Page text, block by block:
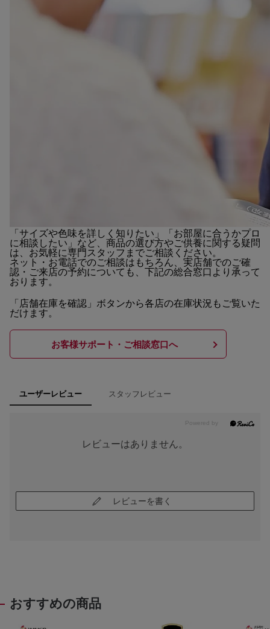
「サイズや色味を詳しく知りたい」「お部屋に合うかプロ
に相談したい」など、商品の選び方やご供養に関する疑問
は、お気軽に専門スタッフまでご相談ください。
ネット・お電話でのご相談はもちろん、実店舗でのご確
認・ご来店の予約についても、下記の総合窓口より承って
おります。
「店舗在庫を確認」ボタンから各店の在庫状況もご覧いた
だけます。
お客様サポート・ご相談窓口へ
ユーザーレビュー スタッフレビュー
レビューはありません。
レビューを書く
おすすめの商品